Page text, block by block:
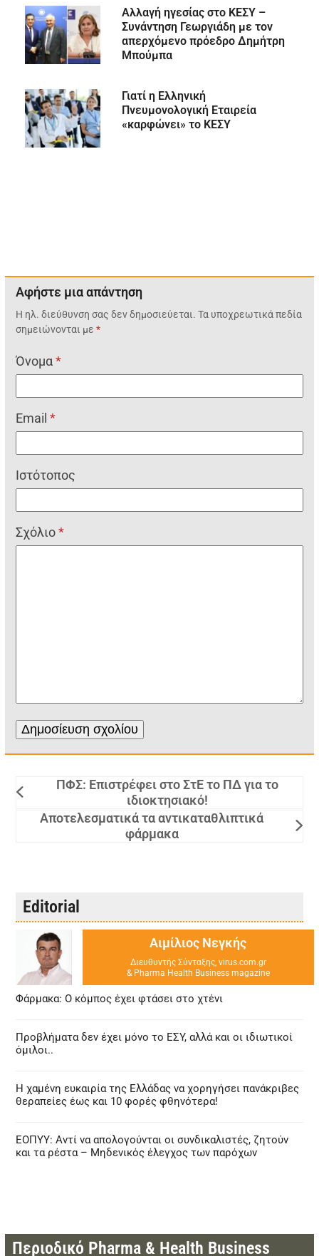
Αλλαγή ηγεσίας στο ΚΕΣΥ –
Συνάντηση Γεωργιάδη με τον
απερχόμενο πρόεδρο Δημήτρη
Μπούμπα
Γιατί η Ελληνική
Πνευμονολογική Εταιρεία
«καρφώνει» το ΚΕΣΥ
Αφήστε μια απάντηση
Η ηλ. διεύθυνση σας δεν δημοσιεύεται. Τα υποχρεωτικά πεδία
σημειώνονται με*
Όνομα*
Email*
Ιστότοπος
Σχόλιο*
ΠΦΣ: Επιστρέφει στο ΣτΕ το ΠΔ για το
ιδιοκτησιακό!
Αποτελεσματικά τα αντικαταθλιπτικά
φάρμακα
Editorial
Αιμίλιος Νεγκής
Διευθυντής Σύνταξης, virus.com.gr
& Pharma Health Business magazine
Φάρμακα: Ο κόμπος έχει φτάσει στο χτένι
Προβλήματα δεν έχει μόνο το ΕΣΥ, αλλά και οι ιδιωτικοί
όμιλοι..
Η χαμένη ευκαιρία της Ελλάδας να χορηγήσει πανάκριβες
θεραπείες έως και 10 φορές φθηνότερα!
ΕΟΠΥΥ: Αντί να απολογούνται οι συνδικαλιστές, ζητούν
και τα ρέστα – Μηδενικός έλεγχος των παρόχων
Περιοδικό Pharma & Health Business